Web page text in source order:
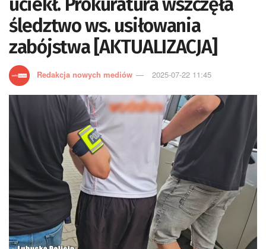
śledztwo ws. usiłowania
zabójstwa [AKTUALIZACJA]
Redakcja nowych mediów 2025-07-22 11:45